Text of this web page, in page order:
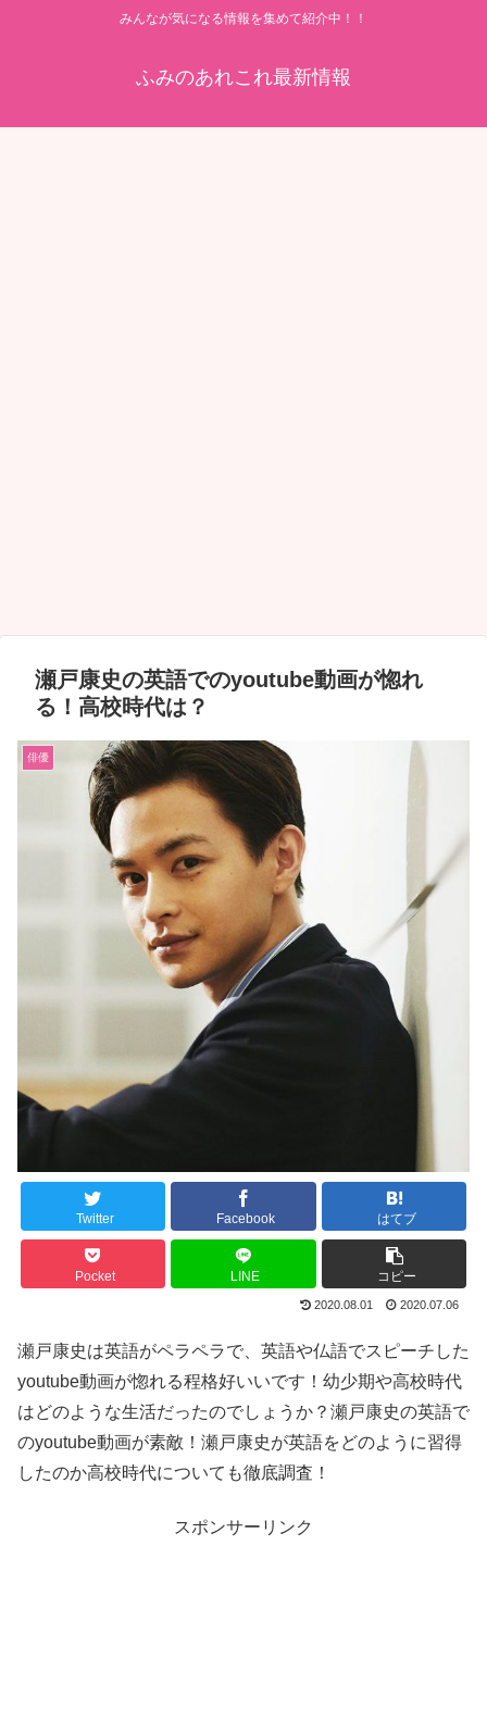
みんなが気になる情報を集めて紹介中！！
ふみのあれこれ最新情報
瀬戸康史の英語でのyoutube動画が惚れ
る！高校時代は？
俳優
Twitter Facebook はてブ
Pocket LINE コピー
2020.08.01 2020.07.06
瀬戸康史は英語がペラペラで、英語や仏語でスピーチした
youtube動画が惚れる程格好いいです！幼少期や高校時代
はどのような生活だったのでしょうか？瀬戸康史の英語で
のyoutube動画が素敵！瀬戸康史が英語をどのように習得
したのか高校時代についても徹底調査！
スポンサーリンク